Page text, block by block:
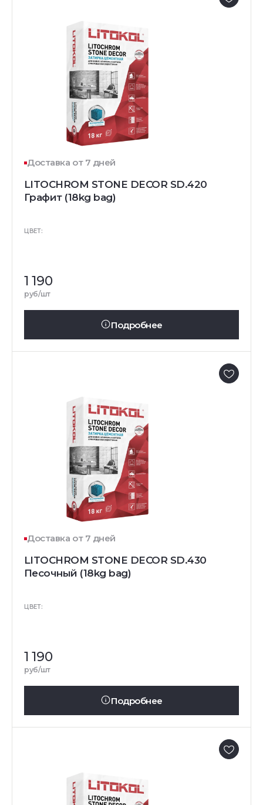
Доставка от 7 дней
LITOCHROM STONE DECOR SD.420
Графит (18kg bag)
ЦВЕТ:
1 190
руб/шт
Подробнее
Доставка от 7 дней
LITOCHROM STONE DECOR SD.430
Песочный (18kg bag)
ЦВЕТ:
1 190
руб/шт
Подробнее